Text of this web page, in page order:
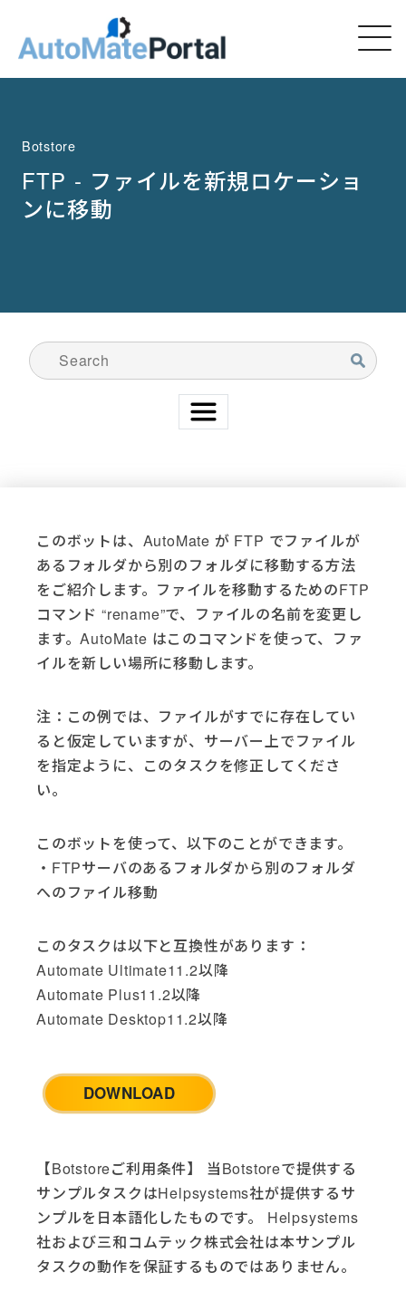
Botstore
FTP - ファイルを新規ロケーショ
ンに移動
このボットは、AutoMate が FTP でファイルが
あるフォルダから別のフォルダに移動する方法
をご紹介します。ファイルを移動するためのFTP
コマンド “rename”で、ファイルの名前を変更し
ます。AutoMate はこのコマンドを使って、ファ
イルを新しい場所に移動します。
注：この例では、ファイルがすでに存在してい
ると仮定していますが、サーバー上でファイル
を指定ように、このタスクを修正してくださ
い。
このボットを使って、以下のことができます。
・FTPサーバのあるフォルダから別のフォルダ
へのファイル移動
このタスクは以下と互換性があります：
Automate Ultimate11.2以降
Automate Plus11.2以降
Automate Desktop11.2以降
DOWNLOAD
【Botstoreご利用条件】 当Botstoreで提供する
サンプルタスクはHelpsystems社が提供するサ
ンプルを日本語化したものです。 Helpsystems
社および三和コムテック株式会社は本サンプル
タスクの動作を保証するものではありません。
検索
Adobe (3)
Adobe Sign (2)
AutoMate (37)
Basic Scripting (1)
DocuSign (5)
Email (4)
File System (14)
Freshdesk (3)
FTP (10)
Gmail (1)
Go Anywhere (1)
Google Analytics (2)
Google Drive (6)
Google Sheets (2)
HubSpot (4)
IBM i (4)
Jira Cloud (2)
LinkedIn (2)
Microsoft Excel (9)
Microsoft Office (5)
Microsoft Windows (5)
Opsgenie (3)
PowerShell (6)
Robot HA (1)
Salesforce (5)